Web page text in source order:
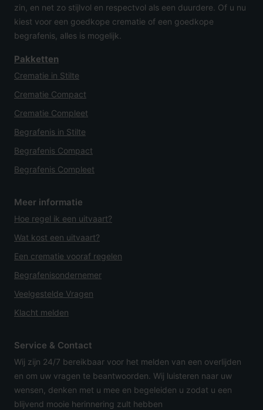
zin, en net zo stijlvol en respectvol als een duurdere. Of u nu
kiest voor een goedkope crematie of een goedkope
begrafenis, alles is mogelijk.
Pakketten
Crematie in Stilte
Crematie Compact
Crematie Compleet
Begrafenis in Stilte
Begrafenis Compact
Begrafenis Compleet
Meer informatie
Hoe regel ik een uitvaart?
Wat kost een uitvaart?
Een crematie vooraf regelen
Begrafenisondernemer
Veelgestelde Vragen
Klacht melden
Service & Contact
Wij zijn 24/7 bereikbaar voor het melden van een overlijden
en om uw vragen te beantwoorden. Wij luisteren naar uw
wensen, denken met u mee en begeleiden u zodat u een
blijvend mooie herinnering zult hebben